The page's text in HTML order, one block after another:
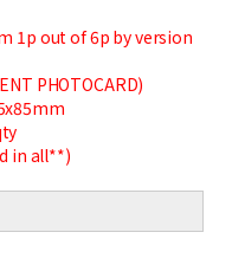
1p out of 6p by version
PHOTOCARD)
in all**)